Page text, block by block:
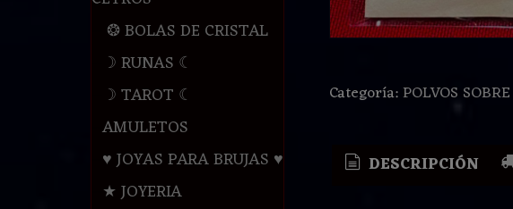
❂ BOLAS DE CRISTAL
☽ RUNAS ☾
☽ TAROT ☾
AMULETOS
♥ JOYAS PARA BRUJAS ♥
★ JOYERIA
Categoría:POLVOS SOBRE
DESCRIPCIÓN